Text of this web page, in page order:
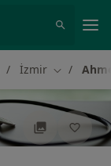
İzmir Şehir